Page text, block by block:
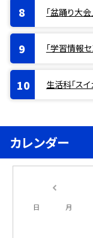
「盆踊り大会
「学習情報
生活科「ス
カレンダー
日 月